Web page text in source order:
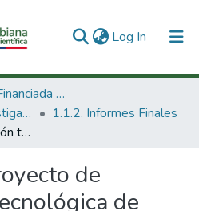
Log In (current)
1. Investigación Financiada con Recursos Públicos
1.1 Productos de investigación
1.1.2. Informes Finales
Proyecto de actualización tecnológica de solución Ticket-plus para mejorar la competitividad nacional e internacional de la empresa Consultores Tecnológicos Asociados Ltda en el sector del transporte intermunicipal de pasajeros.
de
de